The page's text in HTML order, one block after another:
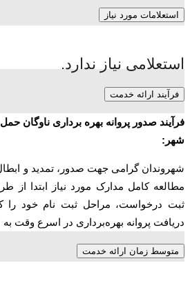
استعلامات مورد نیاز
استعلامی نیاز ندارد.
فرآیند ارائه خدمت
فرآیند صدور پروانه بهره برداری ناوگان
شهر:
شهروندان گرامی جهت صدور، تمدید و
مطالعه کامل مدارک مورد نیاز ابتدا از
ثبت درخواست، مراحل ثبت نام خود
دریافت پروانه بهره‌برداری در اسرع وقت
متوسط زمان ارائه خدمت